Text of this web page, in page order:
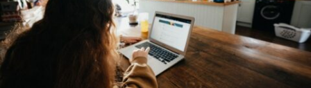
ALBERG CENTRE ESPLAI
FORMACIÓ